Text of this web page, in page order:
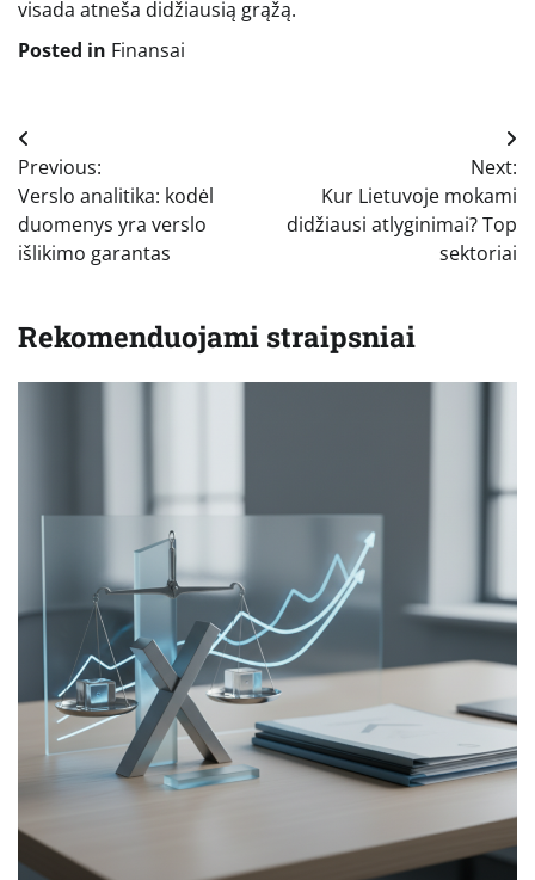
visada atneša didžiausią grąžą.
Posted in Finansai
Navigacija
tarp
įrašų
Previous:
Verslo analitika: kodėl
duomenys yra verslo
išlikimo garantas
Next:
Kur Lietuvoje mokami
didžiausi atlyginimai? Top
sektoriai
Rekomenduojami straipsniai